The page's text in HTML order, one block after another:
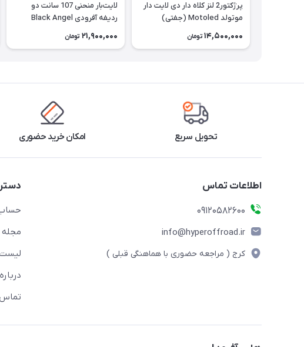
پرژکتور2 لنز کلاه دار دی لایت دار
موتولد Motoled (جفتی)
14,500,000 تومان
لایت‌بار منحنی 107 سانت دو
ردیفه آفرودی Black Angel
21,900,000 تومان
تحویل سریع امکان خرید حضوری
اطلاعات تماس
09120582600
info@hyperoffroad.ir
کرج ( مراجعه حضوری با هماهنگی قبلی )
حساب
مجله
تماس